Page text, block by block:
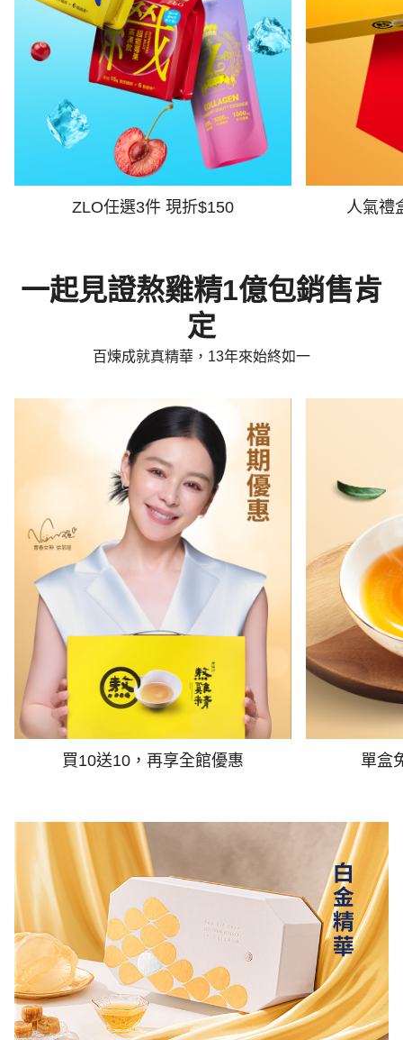
ZLO任選3件 現折$150 人氣禮
一起見證熬雞精1億包銷售肯
定
百煉成就真精華，13年來始終如一
買10送10，再享全館優惠 單盒